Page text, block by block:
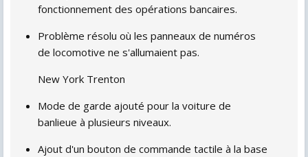
fonctionnement des opérations bancaires.
Problème résolu où les panneaux de numéros
de locomotive ne s'allumaient pas.
New York Trenton
Mode de garde ajouté pour la voiture de
banlieue à plusieurs niveaux.
Ajout d'un bouton de commande tactile à la base